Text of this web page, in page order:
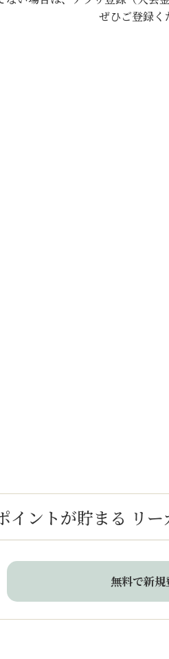
ぜひご登録く
イントが貯まる リ
無料で新規